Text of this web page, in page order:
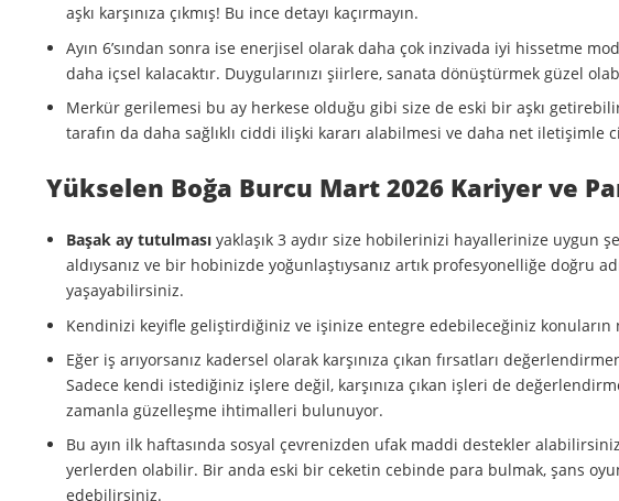
aşkı karşınıza çıkmış! Bu ince detayı kaçırmayın.
Ayın 6’sından sonra ise enerjisel olarak daha çok inzivada iyi hissetme
daha içsel kalacaktır. Duygularınızı şiirlere, sanata dönüştürmek güzel
Merkür gerilemesi bu ay herkese olduğu gibi size de eski bir aşkı
tarafın da daha sağlıklı ciddi ilişki kararı alabilmesi ve daha net iletişimle
Yükselen Boğa Burcu Mart 2026 Kariyer ve
Başak ay tutulması yaklaşık 3 aydır size hobilerinizi hayallerinize uygun
aldıysanız ve bir hobinizde yoğunlaştıysanız artık profesyonelliğe doğru
yaşayabilirsiniz.
Kendinizi keyifle geliştirdiğiniz ve işinize entegre edebileceğiniz konuların
Eğer iş arıyorsanız kadersel olarak karşınıza çıkan fırsatları
Sadece kendi istediğiniz işlere değil, karşınıza çıkan işleri de
zamanla güzelleşme ihtimalleri bulunuyor.
Bu ayın ilk haftasında sosyal çevrenizden ufak maddi destekler
yerlerden olabilir. Bir anda eski bir ceketin cebinde para bulmak, şans
edebilirsiniz.